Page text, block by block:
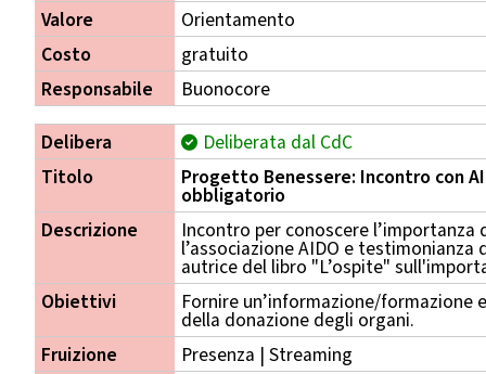
Valore
Orientamento
Costo
gratuito
Responsabile
Buonocore
Delibera
Deliberata dal CdC
Titolo
Progetto Benessere: Incontro con
obbligatorio
Descrizione
Incontro per conoscere
l’associazione AIDO e testimonianza
autrice del libro "L’ospite"
Obiettivi
Fornire un’informazione/formazione
della donazione degli organi.
Fruizione
Presenza | Streaming